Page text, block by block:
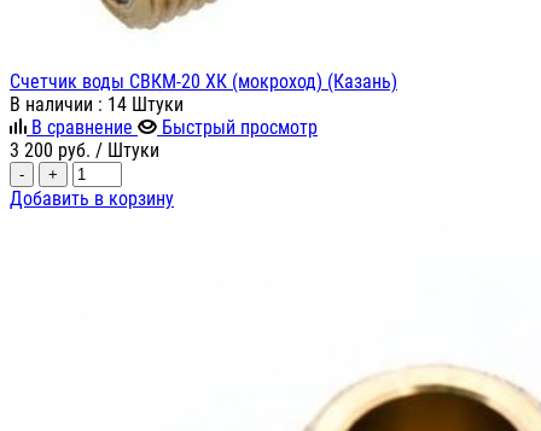
Счетчик воды СВКМ-20 ХК (мокроход) (Казань)
В наличии : 14 Штуки
В сравнение
Быстрый просмотр
3 200 руб. / Штуки
- +
Добавить в корзину